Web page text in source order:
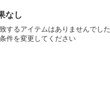
なし
するアイテムはありませんでした
件を変更してください